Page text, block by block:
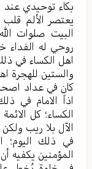
بکاء توحیدي عند
یعتصر الألم
البیت صلوات
روحي له الفداء
اهل الکساء في
والستین للهجرة
کان في عداد
اذاً الامام في
الکساء؛ کل
الآل بلا ریب
في ذلك
المؤمنین یکفیه